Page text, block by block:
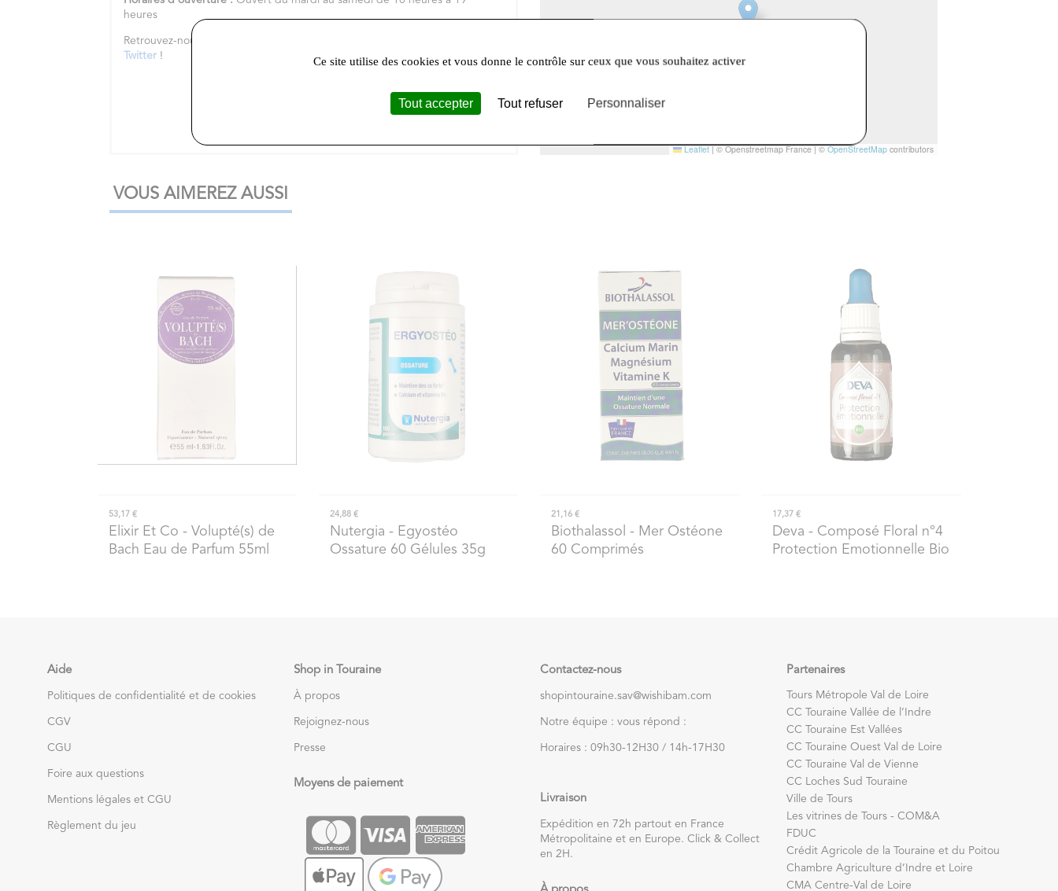
heures
Retrouvez-nous sur notre
Twitter !
Leaflet |© Openstreetmap France | ©OpenStreetMapcontributors
VOUS AIMEREZ AUSSI
53,17 €
Elixir Et Co - Volupté(s) de
Bach Eau de Parfum 55ml
24,88 €
Nutergia - Egyostéo
Ossature 60 Gélules 35g
21,16 €
Biothalassol - Mer Ostéone
60 Comprimés
17,37 €
Deva - Composé Floral n°4
Protection Emotionnelle Bio
Aide
Politiques de confidentialité et de cookies
CGV
CGU
Foire aux questions
Mentions légales et CGU
Règlement du jeu
Shop in Touraine
À propos
Rejoignez-nous
Presse
Moyens de paiement
Contactez-nous
shopintouraine.sav@wishibam.com
Notre équipe : vous répond :
Horaires : 09h30-12H30 / 14h-17H30
Livraison
Expédition en 72h partout en France
Métropolitaine et en Europe. Click & Collect
en 2H.
Partenaires
Tours Métropole Val de Loire
CC Touraine Vallée de l’Indre
CC Touraine Est Vallées
CC Touraine Ouest Val de Loire
CC Touraine Val de Vienne
CC Loches Sud Touraine
Ville de Tours
Les vitrines de Tours - COM&A
FDUC
Crédit Agricole de la Touraine et du Poitou
Chambre Agriculture d’Indre et Loire
CMA Centre-Val de Loire
Ce site utilise des cookies et vous donne le contrôle sur ceux que vous souhaitez activer
Tout accepter Tout refuser Personnaliser